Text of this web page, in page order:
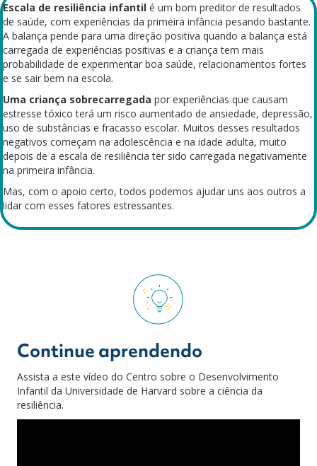
Escala de resiliência infantil é um bom preditor de resultados
de saúde, com experiências da primeira infância pesando bastante.
A balança pende para uma direção positiva quando a balança está
carregada de experiências positivas e a criança tem mais
probabilidade de experimentar boa saúde, relacionamentos fortes
e se sair bem na escola.
Uma criança sobrecarregada por experiências que causam
estresse tóxico terá um risco aumentado de ansiedade, depressão,
uso de substâncias e fracasso escolar. Muitos desses resultados
negativos começam na adolescência e na idade adulta, muito
depois de a escala de resiliência ter sido carregada negativamente
na primeira infância.
Mas, com o apoio certo, todos podemos ajudar uns aos outros a
lidar com esses fatores estressantes.
Continue aprendendo
Assista a este vídeo do Centro sobre o Desenvolvimento
Infantil da Universidade de Harvard sobre a ciência da
resiliência.